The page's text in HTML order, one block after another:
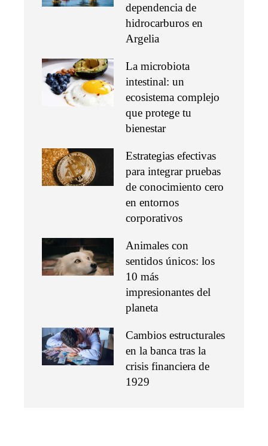
dependencia de
hidrocarburos en
Argelia
La microbiota
intestinal: un
ecosistema complejo
que protege tu
bienestar
Estrategias efectivas
para integrar pruebas
de conocimiento cero
en entornos
corporativos
Animales con
sentidos únicos: los
10 más
impresionantes del
planeta
Cambios estructurales
en la banca tras la
crisis financiera de
1929